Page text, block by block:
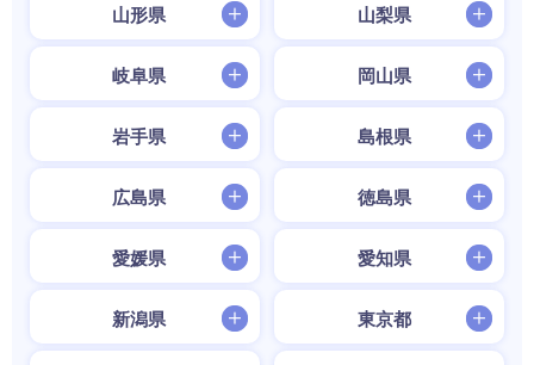
山形県 山梨県
岐阜県 岡山県
岩手県 島根県
広島県 徳島県
愛媛県 愛知県
新潟県 東京都